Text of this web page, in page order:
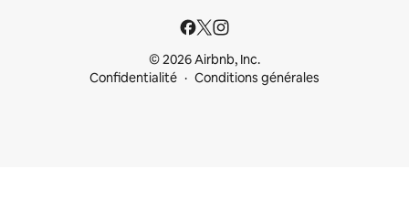
© 2026 Airbnb, Inc.
Confidentialité
Conditions générales